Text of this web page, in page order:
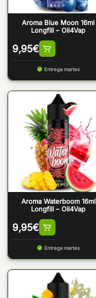
Aroma Blue Moon 16ml
Longfill – Oil4Vap
9,95€
Entrega martes
Aroma Waterboom 16ml
Longfill – Oil4Vap
9,95€
Entrega martes